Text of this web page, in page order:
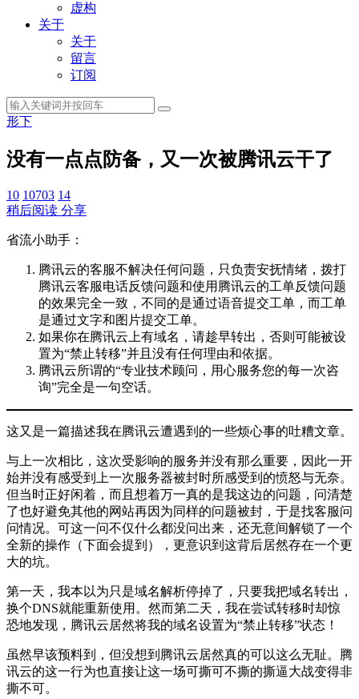
虚构
关于
关于
留言
订阅
形下
没有一点点防备，又一次被腾讯云干了
10 10703 14
稍后阅读 分享
省流小助手：
腾讯云的客服不解决任何问题，只负责安抚情绪，拨打
腾讯云客服电话反馈问题和使用腾讯云的工单反馈问题
的效果完全一致，不同的是通过语音提交工单，而工单
是通过文字和图片提交工单。
如果你在腾讯云上有域名，请趁早转出，否则可能被设
置为“禁止转移”并且没有任何理由和依据。
腾讯云所谓的“专业技术顾问，用心服务您的每一次咨
询”完全是一句空话。
这又是一篇描述我在腾讯云遭遇到的一些烦心事的吐糟文章。
与上一次相比，这次受影响的服务并没有那么重要，因此一开
始并没有感受到上一次服务器被封时所感受到的愤怒与无奈。
但当时正好闲着，而且想着万一真的是我这边的问题，问清楚
了也好避免其他的网站再因为同样的问题被封，于是找客服问
问情况。可这一问不仅什么都没问出来，还无意间解锁了一个
全新的操作（下面会提到），更意识到这背后居然存在一个更
大的坑。
第一天，我本以为只是域名解析停掉了，只要我把域名转出，
换个DNS就能重新使用。然而第二天，我在尝试转移时却惊
恐地发现，腾讯云居然将我的域名设置为“禁止转移”状态！
虽然早该预料到，但没想到腾讯云居然真的可以这么无耻。腾
讯云的这一行为也直接让这一场可撕可不撕的撕逼大战变得非
撕不可。